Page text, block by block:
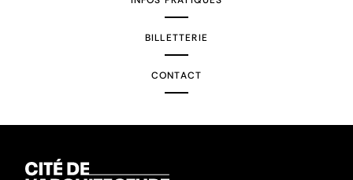
BILLETTERIE
CONTACT